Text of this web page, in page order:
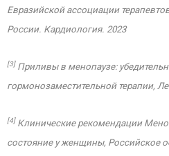
Евразийской ассоциации
России. Кардиология. 2023
[3]Приливы в менопаузе:
гормонозаместительной терапии,
[4]Клинические рекомендации
состояние у женщины, Российское